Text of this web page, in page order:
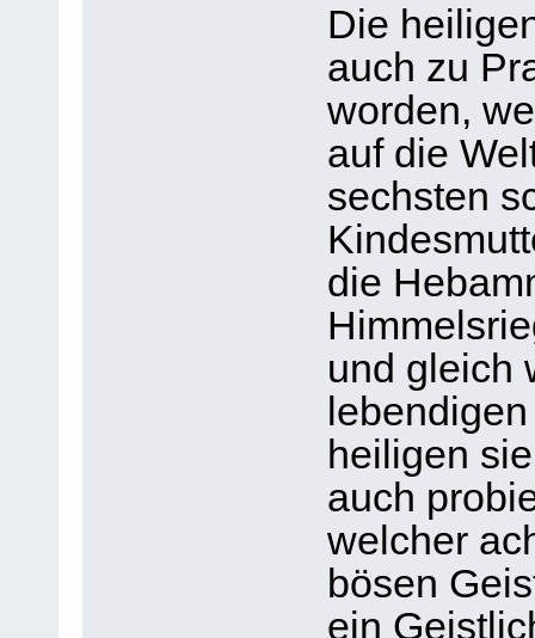
Die
auch zu
worden,
auf die
sechsten
die
und gleich
heiligen
auch
welcher
bösen
ein